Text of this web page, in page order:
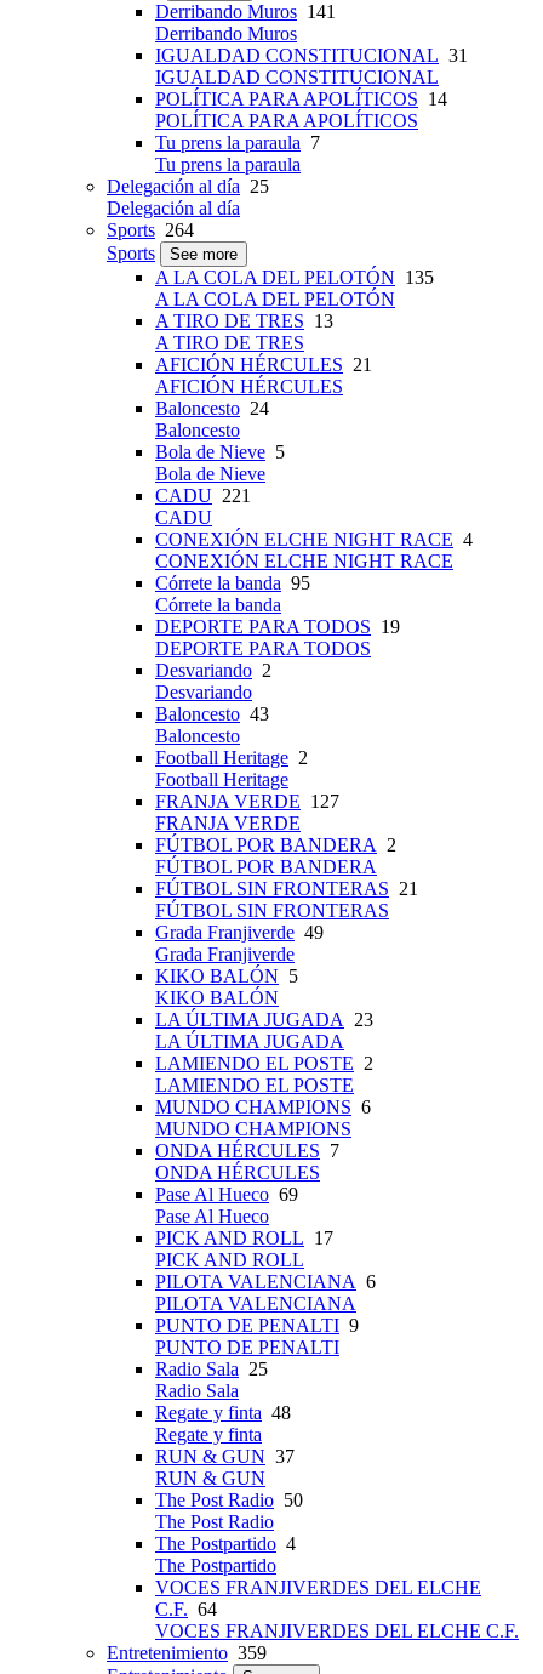
Derribando Muros 141
Derribando Muros
IGUALDAD CONSTITUCIONAL 31
IGUALDAD CONSTITUCIONAL
POLÍTICA PARA APOLÍTICOS 14
POLÍTICA PARA APOLÍTICOS
Tu prens la paraula 7
Tu prens la paraula
Delegación al día 25
Delegación al día
Sports 264
Sports
See more
A LA COLA DEL PELOTÓN 135
A LA COLA DEL PELOTÓN
A TIRO DE TRES 13
A TIRO DE TRES
AFICIÓN HÉRCULES 21
AFICIÓN HÉRCULES
Baloncesto 24
Baloncesto
Bola de Nieve 5
Bola de Nieve
CADU 221
CADU
CONEXIÓN ELCHE NIGHT RACE 4
CONEXIÓN ELCHE NIGHT RACE
Córrete la banda 95
Córrete la banda
DEPORTE PARA TODOS 19
DEPORTE PARA TODOS
Desvariando 2
Desvariando
Baloncesto 43
Baloncesto
Football Heritage 2
Football Heritage
FRANJA VERDE 127
FRANJA VERDE
FÚTBOL POR BANDERA 2
FÚTBOL POR BANDERA
FÚTBOL SIN FRONTERAS 21
FÚTBOL SIN FRONTERAS
Grada Franjiverde 49
Grada Franjiverde
KIKO BALÓN 5
KIKO BALÓN
LA ÚLTIMA JUGADA 23
LA ÚLTIMA JUGADA
LAMIENDO EL POSTE 2
LAMIENDO EL POSTE
MUNDO CHAMPIONS 6
MUNDO CHAMPIONS
ONDA HÉRCULES 7
ONDA HÉRCULES
Pase Al Hueco 69
Pase Al Hueco
PICK AND ROLL 17
PICK AND ROLL
PILOTA VALENCIANA 6
PILOTA VALENCIANA
PUNTO DE PENALTI 9
PUNTO DE PENALTI
Radio Sala 25
Radio Sala
Regate y finta 48
Regate y finta
RUN & GUN 37
RUN & GUN
The Post Radio 50
The Post Radio
The Postpartido 4
The Postpartido
VOCES FRANJIVERDES DEL ELCHE
C.F. 64
VOCES FRANJIVERDES DEL ELCHE C.F.
Entretenimiento 359